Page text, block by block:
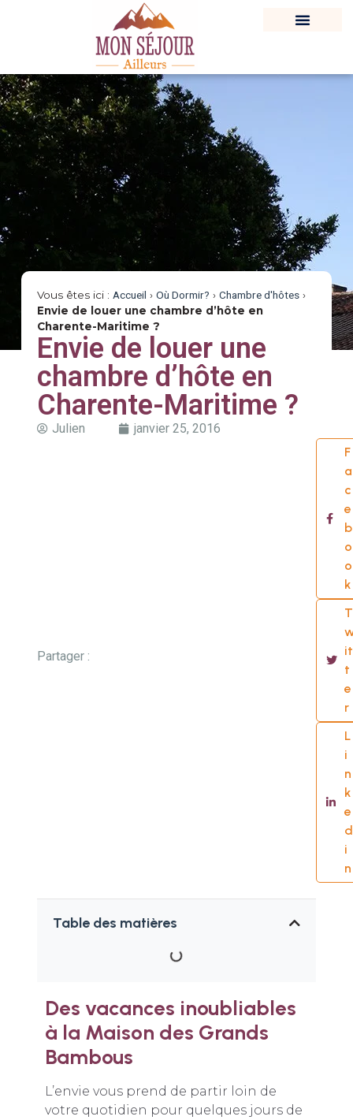
Vous êtes ici : Accueil › Où Dormir? › Chambre d'hôtes›
Envie de louer une chambre d’hôte en
Charente-Maritime ?
Envie de louer une
chambre d’hôte en
Charente-Maritime ?
Julien janvier 25, 2016
Partager :
F
a
c
e
b
o
o
k
T
it
t
e
r
L
i
n
k
e
d
i
n
Table des matières
Des vacances inoubliables
à la Maison des Grands
Bambous
L’envie vous prend de partir loin de
votre quotidien pour quelques jours de